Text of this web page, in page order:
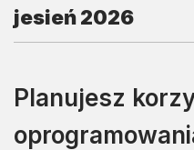
jesień 2026
Planujesz